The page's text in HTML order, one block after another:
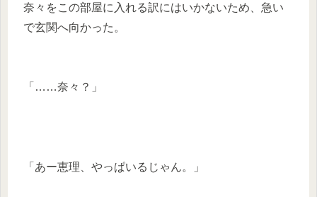
奈々をこの部屋に入れる訳にはいかないため、急い
で玄関へ向かった。
「……奈々？」
「あー恵理、やっぱいるじゃん。」